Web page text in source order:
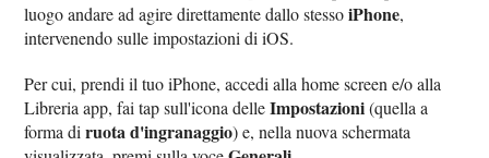
luogo andare ad agire direttamente dallo stessoiPhone,
intervenendo sulle impostazioni di iOS.
Per cui, prendi il tuo iPhone, accedi alla home screen e/o alla
Libreria app, fai tap sull'icona delleImpostazioni(quella a
forma diruota d'ingranaggio) e, nella nuova schermata